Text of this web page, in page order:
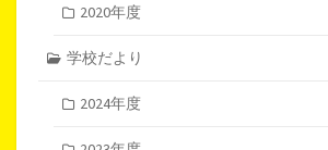
2020年度
学校だより
2024年度